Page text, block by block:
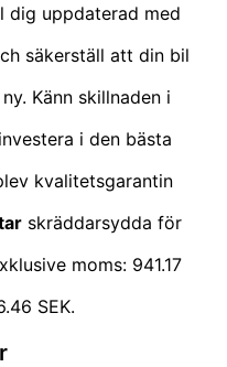
dig uppdaterad med
säkerställ att din bil
Känn skillnaden i
i den bästa
kvalitetsgarantin
skräddarsydda för
moms: 941.17
SEK.